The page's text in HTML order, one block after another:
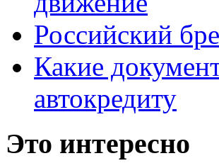
Российский
Какие
автокредиту
Это интересно